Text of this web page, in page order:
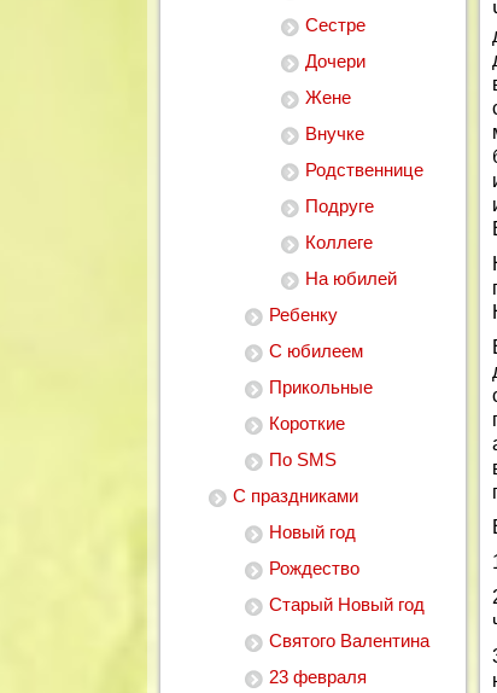
Сестре
Дочери
Жене
Внучке
Родственнице
Подруге
Коллеге
На юбилей
Ребенку
С юбилеем
Прикольные
Короткие
По SMS
С праздниками
Новый год
Рождество
Старый Новый год
Святого Валентина
23 февраля